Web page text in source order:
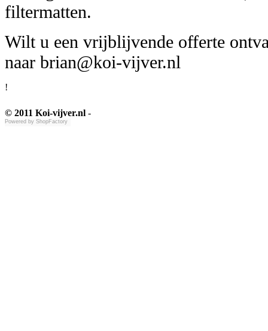
filtermatten.
Wilt u een vrijblijvende offerte
naar brian@koi-vijver.nl
!
© 2011 Koi-vijver.nl -
Powered by ShopFactory